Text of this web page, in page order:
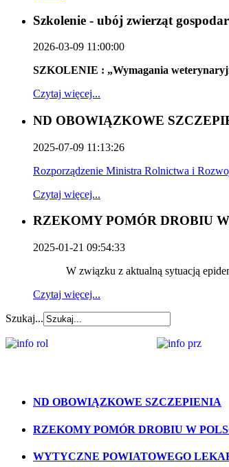
Szkolenie - ubój zwierząt
2026-03-09 11:00:00
SZKOLENIE : „Wymagania
Czytaj więcej...
ND OBOWIĄZKOWE
2025-07-09 11:13:26
Rozporządzenie Ministra Rolnictwa i
Czytaj więcej...
RZEKOMY POMÓR DROBIU
2025-01-21 09:54:33
W związku z aktualną sytuacją
Czytaj więcej...
Szukaj...
ND OBOWIĄZKOWE SZCZEPIENIA
RZEKOMY POMÓR DROBIU W
WYTYCZNE POWIATOWEGO